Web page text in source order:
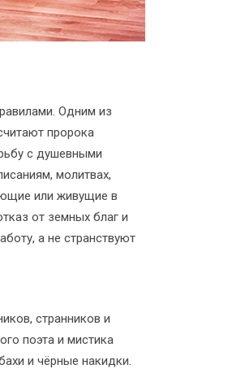
Одним из
пророка
с душевными
молитвах,
или живущие в
от земных благ и
а не странствуют
странников и
поэта и мистика
и чёрные накидки.